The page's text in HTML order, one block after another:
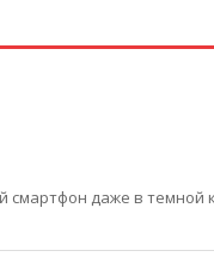
смартфон даже в темной